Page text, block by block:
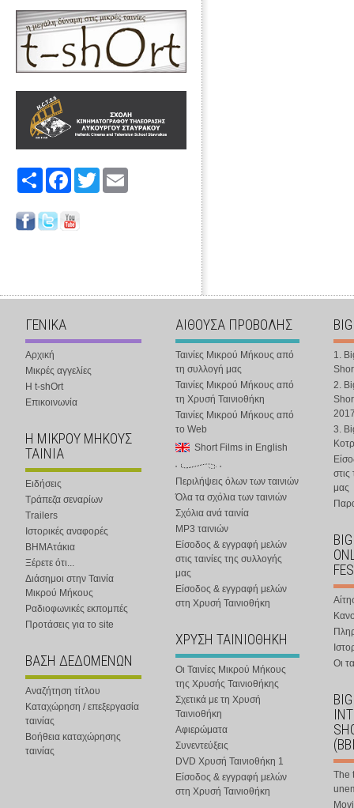
Share FacebookTwitter
ΓΕΝΙΚΑ
Αρχική
Μικρές αγγελίες
Η t-shOrt
Επικοινωνία
Η ΜΙΚΡΟΥ ΜΗΚΟΥΣ
ΤΑΙΝΙΑ
Ειδήσεις
Τράπεζα σεναρίων
Trailers
Ιστορικές αναφορές
ΒΗΜΑτάκια
Ξέρετε ότι...
Διάσημοι στην Ταινία
Μικρού Μήκους
Ραδιοφωνικές εκπομπές
Προτάσεις για το site
ΒΑΣΗ ΔΕΔΟΜΕΝΩΝ
Αναζήτηση τίτλου
Καταχώρηση / επεξεργασία
ταινίας
Βοήθεια καταχώρησης
ταινίας
ΑΙΘΟΥΣΑ ΠΡΟΒΟΛΗΣ
Ταινίες Μικρού Μήκους από
τη συλλογή μας
Ταινίες Μικρού Μήκους από
τη Χρυσή Ταινιοθήκη
Ταινίες Μικρού Μήκους από
το Web
Short Films in English
Περιλήψεις όλων των ταινιών
Όλα τα σχόλια των ταινιών
Σχόλια ανά ταινία
MP3 ταινιών
Είσοδος & εγγραφή μελών
στις ταινίες της συλλογής
μας
Είσοδος & εγγραφή μελών
στη Χρυσή Ταινιοθήκη
ΧΡΥΣΗ ΤΑΙΝΙΟΘΗΚΗ
Οι Ταινίες Μικρού Μήκους
της Χρυσής Ταινιοθήκης
Σχετικά με τη Χρυσή
Ταινιοθήκη
Αφιερώματα
Συνεντεύξεις
DVD Χρυσή Ταινιοθήκη 1
Είσοδος & εγγραφή μελών
στη Χρυσή Ταινιοθήκη
1.
2.
3.
στις
μας
Οι
The